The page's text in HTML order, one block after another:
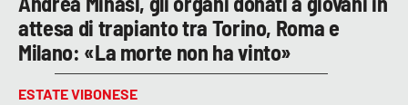
attesa di trapianto tra Torino, Roma e
Milano: «La morte non ha vinto»
ESTATE VIBONESE